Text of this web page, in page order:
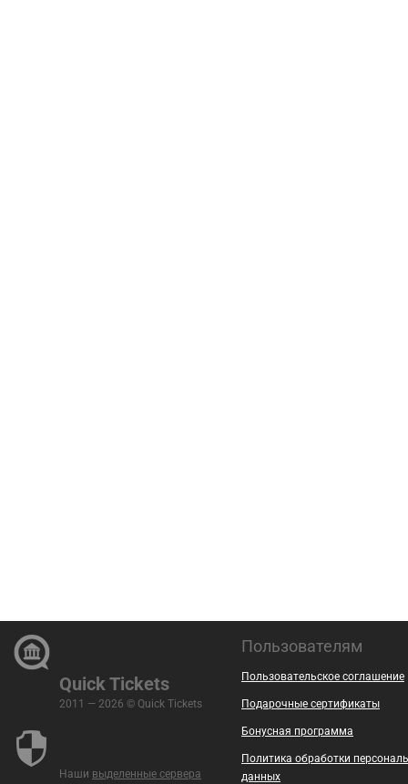
Quick Tickets
2011 — 2026 © Quick Tickets
Наши выделенные сервера
Пользователям
Пользовательское соглашение
Подарочные сертификаты
Бонусная программа
Политика обработки
данных